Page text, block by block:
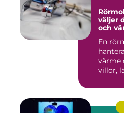
väljer
och
En
värme
villor,